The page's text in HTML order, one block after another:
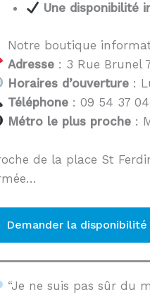
Une disponibilité
Notre boutique
Adresse: 3 Rue Brunel
Horaires d’ouverture:
Téléphone: 09 54 37
Métro le plus proche:
de la place St
Demander la disponibilité
“Je ne suis pas sûr du